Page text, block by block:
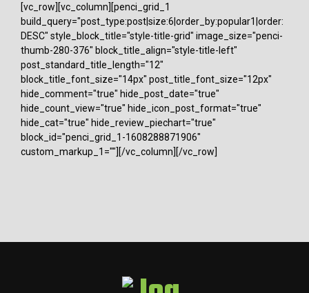
[vc_row][vc_column][penci_grid_1
build_query="post_type:post|size:6|order_by:popular1|order:
DESC" style_block_title="style-title-grid" image_size="penci-
thumb-280-376" block_title_align="style-title-left"
post_standard_title_length="12"
block_title_font_size="14px" post_title_font_size="12px"
hide_comment="true" hide_post_date="true"
hide_count_view="true" hide_icon_post_format="true"
hide_cat="true" hide_review_piechart="true"
block_id="penci_grid_1-1608288871906"
custom_markup_1=""][/vc_column][/vc_row]